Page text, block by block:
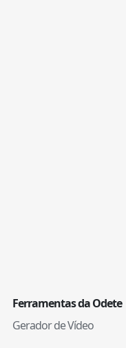
Ferramentas da Odete
Gerador de Vídeo